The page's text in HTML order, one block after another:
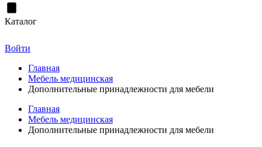
Каталог
Войти
Главная
Мебель медицинская
Дополнительные принадлежности для мебели
Главная
Мебель медицинская
Дополнительные принадлежности для мебели